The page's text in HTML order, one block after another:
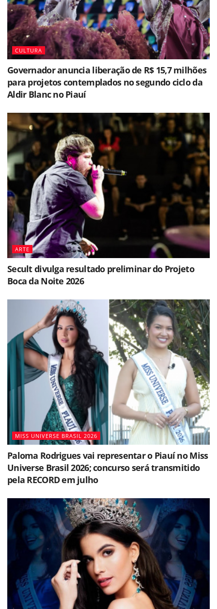
CULTURA
Governador anuncia liberação de R$ 15,7 milhões
para projetos contemplados no segundo ciclo da
Aldir Blanc no Piauí
ARTE
Secult divulga resultado preliminar do Projeto
Boca da Noite 2026
MISS UNIVERSE BRASIL 2026
Paloma Rodrigues vai representar o Piauí no Miss
Universe Brasil 2026; concurso será transmitido
pela RECORD em julho